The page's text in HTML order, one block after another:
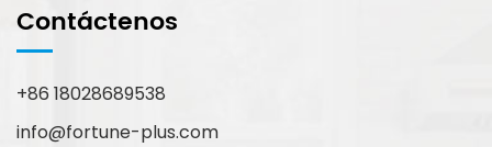
Contáctenos
+86 18028689538
info@fortune-plus.com